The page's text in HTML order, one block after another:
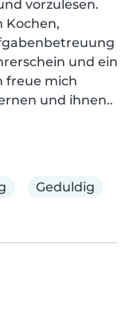
vorzulesen.
Kochen,
und ein
freue mich
und ihnen..
Geduldig